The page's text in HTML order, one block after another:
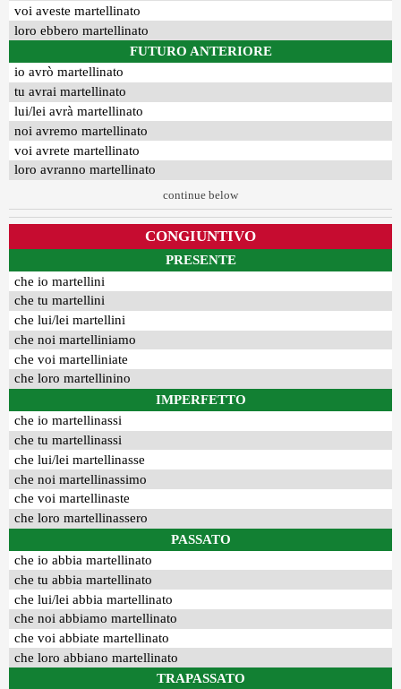
voi aveste martellinato
loro ebbero martellinato
FUTURO ANTERIORE
io avrò martellinato
tu avrai martellinato
lui/lei avrà martellinato
noi avremo martellinato
voi avrete martellinato
loro avranno martellinato
continue below
CONGIUNTIVO
PRESENTE
che io martellini
che tu martellini
che lui/lei martellini
che noi martelliniamo
che voi martelliniate
che loro martellinino
IMPERFETTO
che io martellinassi
che tu martellinassi
che lui/lei martellinasse
che noi martellinassimo
che voi martellinaste
che loro martellinassero
PASSATO
che io abbia martellinato
che tu abbia martellinato
che lui/lei abbia martellinato
che noi abbiamo martellinato
che voi abbiate martellinato
che loro abbiano martellinato
TRAPASSATO